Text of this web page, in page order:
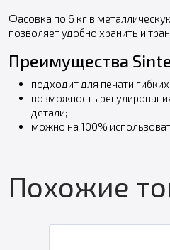
Фасовка по 6 кг в
позволяет удобно хранить и
Преимущества
подходит для печати
возможность
детали;
можно на 100%
Похожие